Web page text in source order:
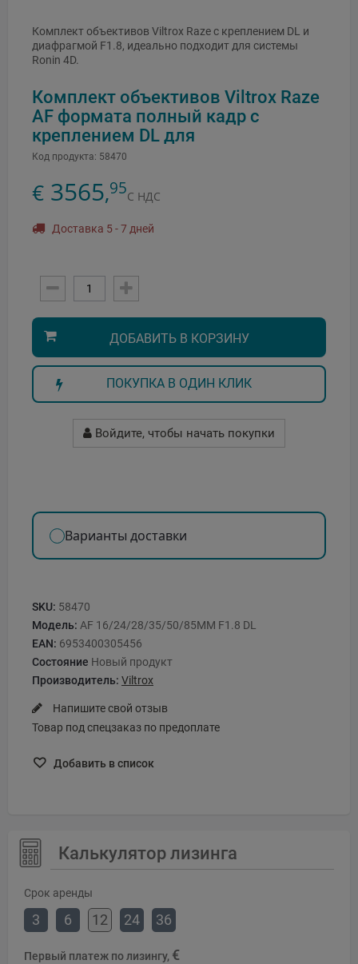
Комплект объективов Viltrox Raze с креплением DL и
диафрагмой F1.8, идеально подходит для системы
Ronin 4D.
Комплект объективов Viltrox Raze
AF формата полный кадр с
креплением DL для
Код продукта: 58470
€ 3565,95С НДС
Доставка 5 - 7 дней
ДОБАВИТЬ В КОРЗИНУ
ПОКУПКА В ОДИН КЛИК
Войдите, чтобы начать покупки
Варианты доставки
SKU: 58470
Модель: AF 16/24/28/35/50/85MM F1.8 DL
EAN: 6953400305456
Состояние Новый продукт
Производитель: Viltrox
Напишите свой отзыв
Товар под спецзаказ по предоплате
Добавить в список
Калькулятор лизинга
Срок аренды
3 6 12 24 36
Первый платеж по лизингу, €